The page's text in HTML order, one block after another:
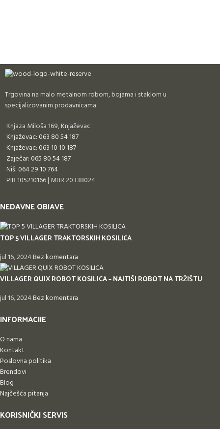
Trgovina na malo metalnom robom, bojama i staklom u
specijalizovanim prodavnicama
Knjaza Miloša 169, Knjaževac
Knjaževac: 063 80 54 187
Knjaževac: 063 10 10 187
Zaječar: 065 80 54 187
Niš: 064 29 10 764
PIB 105210166 | MBR 20338024
NEDAVNE OBJAVE
TOP 5 VILLAGER TRAKTORSKIH KOSILICA
jul 16, 2024Bez komentara
VILLAGER QUIX ROBOT KOSILICA – NAJTIŠI ROBOT NA TRŽIŠTU
jul 16, 2024Bez komentara
INFORMACIJE
O nama
Kontakt
Poslovna politika
Brendovi
Blog
Najčešća pitanja
KORISNIČKI SERVIS